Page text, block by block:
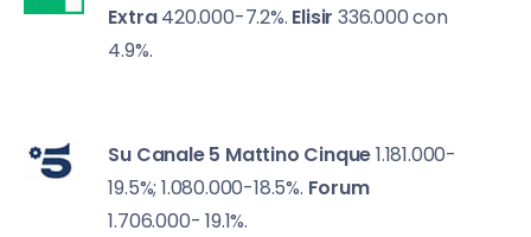
Extra420.000-7.2%. Elisir 336.000 con
4.9%.
Su Canale 5 Mattino Cinque1.181.000-
19.5%; 1.080.000-18.5%. Forum
1.706.000- 19.1%.